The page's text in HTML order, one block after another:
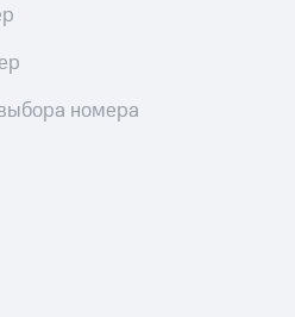
номера